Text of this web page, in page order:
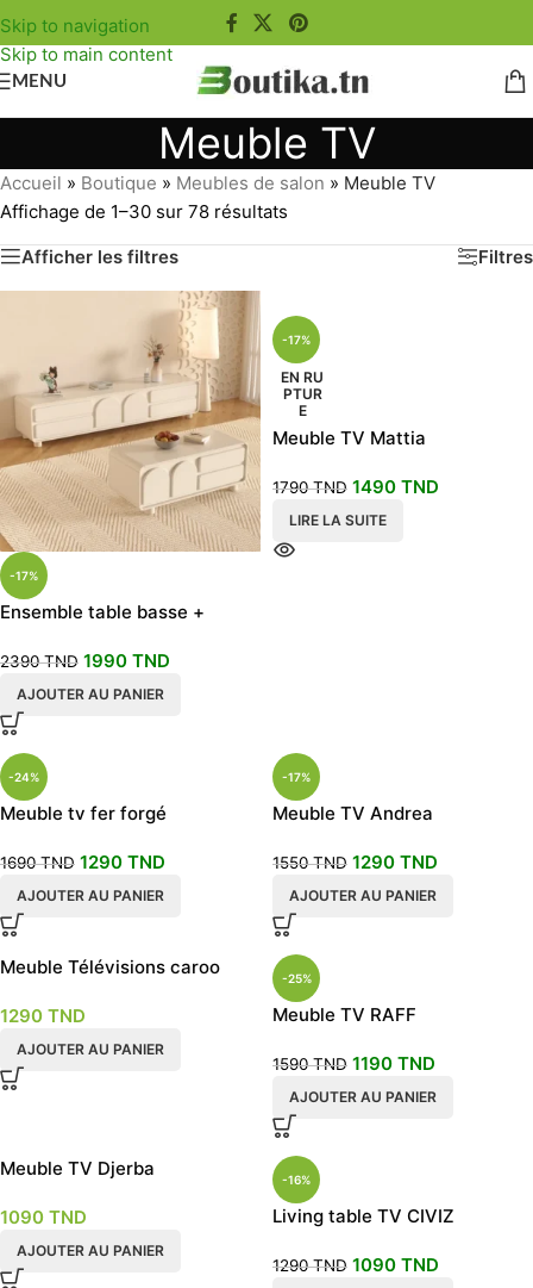
Skip to navigation
Skip to main content
MENU
Meuble TV
Accueil » Boutique » Meubles de salon » Meuble TV
Affichage de 1–30 sur 78 résultats
Afficher les filtres
Filtres
-17%
Ensemble table basse +
2390TND 1990 TND
AJOUTER AU PANIER
-17%
EN RU
PTUR
E
Meuble TV Mattia
1790TND 1490 TND
LIRE LA SUITE
-24%
Meuble tv fer forgé
1690TND 1290 TND
AJOUTER AU PANIER
-17%
Meuble TV Andrea
1550TND 1290 TND
AJOUTER AU PANIER
Meuble Télévisions caroo
1290 TND
AJOUTER AU PANIER
-25%
Meuble TV RAFF
1590TND 1190 TND
AJOUTER AU PANIER
Meuble TV Djerba
1090 TND
AJOUTER AU PANIER
-16%
Living table TV CIVIZ
1290TND 1090 TND